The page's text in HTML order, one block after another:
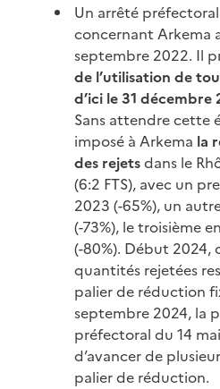
Un arrêté
concernant Arkema
septembre 2022. Il
de l’utilisation de
d’ici le 31
Sans attendre cette
imposé à Arkema la
des rejetsdans le
(6:2 FTS), avec un
2023 (-65%), un
(-73%), le troisième
(-80%). Début 2024,
quantités rejetées
palier de réduction
septembre 2024, la
préfectoral du 14
d’avancer de
palier de réduction.